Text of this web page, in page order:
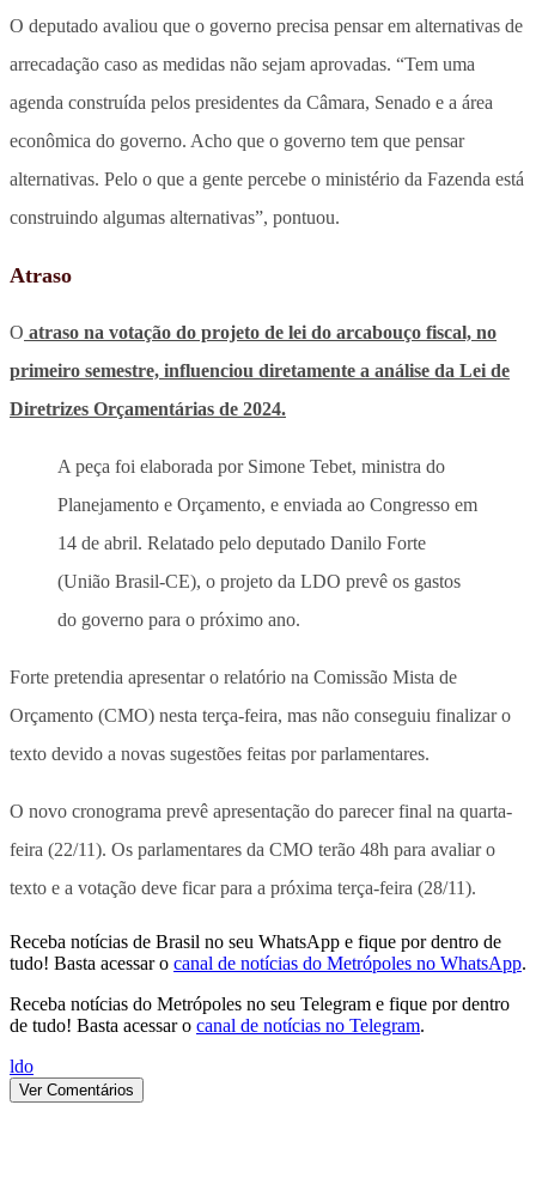
O deputado avaliou que o governo precisa pensar em alternativas de
arrecadação caso as medidas não sejam aprovadas. “Tem uma
agenda construída pelos presidentes da Câmara, Senado e a área
econômica do governo. Acho que o governo tem que pensar
alternativas. Pelo o que a gente percebe o ministério da Fazenda está
construindo algumas alternativas”, pontuou.
Atraso
O atraso na votação do projeto de lei do arcabouço fiscal, no
primeiro semestre, influenciou diretamente a análise da Lei de
Diretrizes Orçamentárias de 2024.
A peça foi elaborada por Simone Tebet, ministra do
Planejamento e Orçamento, e enviada ao Congresso em
14 de abril. Relatado pelo deputado Danilo Forte
(União Brasil-CE), o projeto da LDO prevê os gastos
do governo para o próximo ano.
Forte pretendia apresentar o relatório na Comissão Mista de
Orçamento (CMO) nesta terça-feira, mas não conseguiu finalizar o
texto devido a novas sugestões feitas por parlamentares.
O novo cronograma prevê apresentação do parecer final na quarta-
feira (22/11). Os parlamentares da CMO terão 48h para avaliar o
texto e a votação deve ficar para a próxima terça-feira (28/11).
Receba notícias de Brasil no seu WhatsApp e fique por dentro de
tudo! Basta acessar o canal de notícias do Metrópoles no WhatsApp.
Receba notícias do Metrópoles no seu Telegram e fique por dentro
de tudo! Basta acessar o canal de notícias no Telegram.
ldo
Ver Comentários